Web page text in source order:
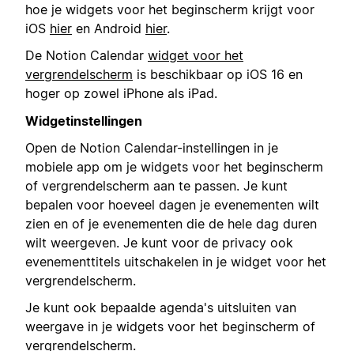
hoe je widgets voor het beginscherm krijgt voor
iOS hier en Android hier.
De Notion Calendar widget voor het
vergrendelscherm is beschikbaar op iOS 16 en
hoger op zowel iPhone als iPad.
Widgetinstellingen
Open de Notion Calendar-instellingen in je
mobiele app om je widgets voor het beginscherm
of vergrendelscherm aan te passen. Je kunt
bepalen voor hoeveel dagen je evenementen wilt
zien en of je evenementen die de hele dag duren
wilt weergeven. Je kunt voor de privacy ook
evenementtitels uitschakelen in je widget voor het
vergrendelscherm.
Je kunt ook bepaalde agenda's uitsluiten van
weergave in je widgets voor het beginscherm of
vergrendelscherm.